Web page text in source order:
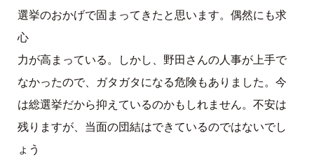
選挙のおかげで固まってきたと思います。偶然にも求
心
力が高まっている。しかし、野田さんの人事が上手で
なかったので、ガタガタになる危険もありました。今
は総選挙だから抑えているのかもしれません。不安は
残りますが、当面の団結はできているのではないでし
ょう